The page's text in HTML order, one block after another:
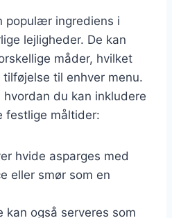
populær ingrediens i
lejligheder. De kan
måder, hvilket
til enhver menu.
du kan inkludere
festlige måltider:
hvide asparges med
eller smør som en
kan også serveres som